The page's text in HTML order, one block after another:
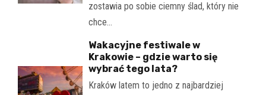
zostawia po sobie ciemny ślad, który nie
chce…
Wakacyjne festiwale w
Krakowie – gdzie warto się
wybrać tego lata?
Kraków latem to jedno z najbardziej